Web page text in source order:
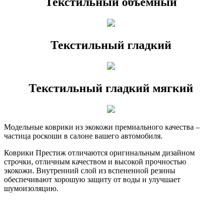
Текстильный гладкий
Текстильный гладкий мягкий
Модельные коврики из экокожи премиального качества –
частица роскоши в салоне вашего автомобиля.
Коврики Престиж отличаются оригинальным дизайном
строчки, отличным качеством и высокой прочностью
экокожи. Внутренний слой из вспененной резины
обеспечивают хорошую защиту от воды и улучшает
шумоизоляцию.